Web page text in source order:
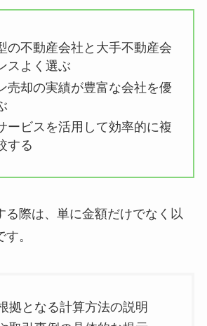
の不動産会社と大手不動産会
スよく選ぶ
売却の実績が豊富な会社を優
ービスを活用して効率的に複
する
る際は、単に金額だけでなく以
。
拠となる計算方法の説明